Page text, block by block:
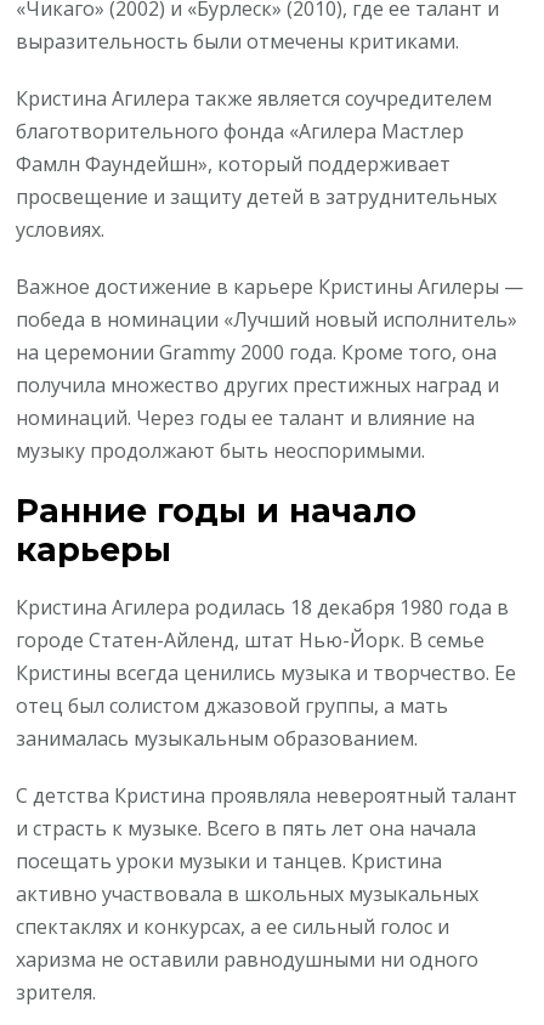
«Чикаго» (2002) и «Бурлеск» (2010), где ее талант и
выразительность были отмечены критиками.
Кристина Агилера также является соучредителем
благотворительного фонда «Агилера Мастлер
Фамлн Фаундейшн», который поддерживает
просвещение и защиту детей в затруднительных
условиях.
Важное достижение в карьере Кристины Агилеры —
победа в номинации «Лучший новый исполнитель»
на церемонии Grammy 2000 года. Кроме того, она
получила множество других престижных наград и
номинаций. Через годы ее талант и влияние на
музыку продолжают быть неоспоримыми.
Ранние годы и начало
карьеры
Кристина Агилера родилась 18 декабря 1980 года в
городе Статен-Айленд, штат Нью-Йорк. В семье
Кристины всегда ценились музыка и творчество. Ее
отец был солистом джазовой группы, а мать
занималась музыкальным образованием.
С детства Кристина проявляла невероятный талант
и страсть к музыке. Всего в пять лет она начала
посещать уроки музыки и танцев. Кристина
активно участвовала в школьных музыкальных
спектаклях и конкурсах, а ее сильный голос и
харизма не оставили равнодушными ни одного
зрителя.